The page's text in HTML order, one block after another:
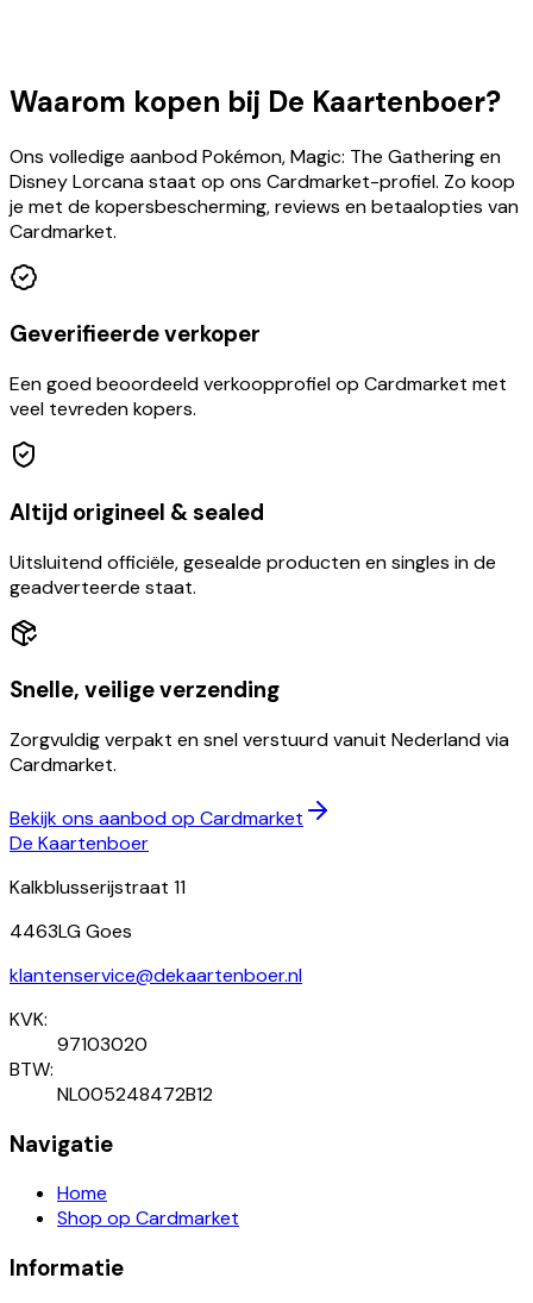
Waarom kopen bij De Kaartenboer?
Ons volledige aanbod Pokémon, Magic: The Gathering en
Disney Lorcana staat op ons Cardmarket-profiel. Zo koop
je met de kopersbescherming, reviews en betaalopties van
Cardmarket.
Geverifieerde verkoper
Een goed beoordeeld verkoopprofiel op Cardmarket met
veel tevreden kopers.
Altijd origineel & sealed
Uitsluitend officiële, gesealde producten en singles in de
geadverteerde staat.
Snelle, veilige verzending
Zorgvuldig verpakt en snel verstuurd vanuit Nederland via
Cardmarket.
Bekijk ons aanbod op Cardmarket
De Kaartenboer
Kalkblusserijstraat 11
4463LG Goes
klantenservice@dekaartenboer.nl
KVK:
97103020
BTW:
NL005248472B12
Navigatie
Home
Shop op Cardmarket
Informatie